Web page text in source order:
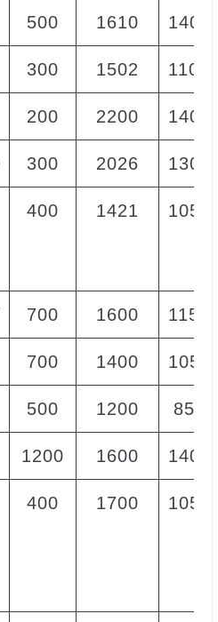
500 1610 1400
300 1502 1100
200 2200 1400
300 2026 1300
400 1421 1050
700 1600 1150
700 1400 1050
500 1200 850
1200 1600 1400
400 1700 1050